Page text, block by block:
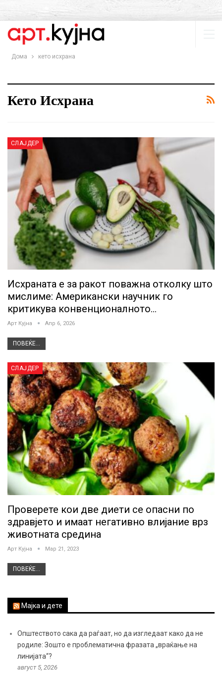
Дома кето исхрана
Кето Исхрана
СЛАЈДЕР
Исхраната е за ракот поважна отколку што
мислиме: Американски научник го
критикува конвенционалното…
Арт Кујна Апр 6, 2026
ПОВЕЌЕ...
СЛАЈДЕР
Проверете кои две диети се опасни по
здравјето и имаат негативно влијание врз
животната средина
Арт Кујна Мар 21, 2023
ПОВЕЌЕ...
Мајка и дете
Општеството сака да раѓаат, но да изгледаат како да не
родиле: Зошто е проблематична фразата „враќање на
линијата“?
август 5, 2026